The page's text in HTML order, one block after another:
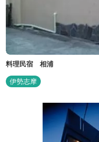
料理民宿 相浦
伊勢志摩